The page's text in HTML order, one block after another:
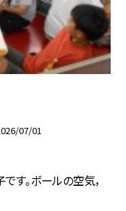
07/01
す。ボールの空気，